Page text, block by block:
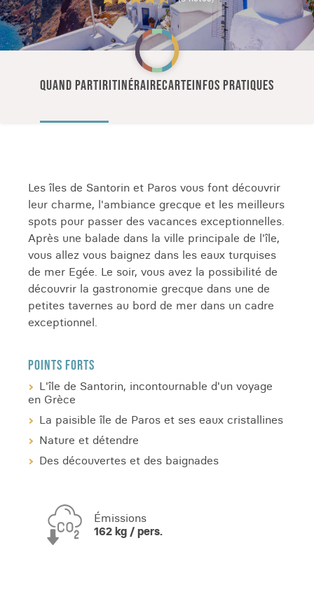
QUAND PARTIRITINÉRAIRECARTEINFOS PRATIQUES
Les îles de Santorin et Paros vous font découvrir
leur charme, l'ambiance grecque et les meilleurs
spots pour passer des vacances exceptionnelles.
Après une balade dans la ville principale de l'île,
vous allez vous baignez dans les eaux turquises
de mer Egée. Le soir, vous avez la possibilité de
découvrir la gastronomie grecque dans une de
petites tavernes au bord de mer dans un cadre
exceptionnel.
POINTS FORTS
L'île de Santorin, incontournable d'un voyage
en Grèce
La paisible île de Paros et ses eaux cristallines
Nature et détendre
Des découvertes et des baignades
Émissions
162 kg / pers.